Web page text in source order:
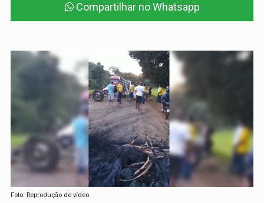
Compartilhar no Whatsapp
Foto: Reprodução de vídeo